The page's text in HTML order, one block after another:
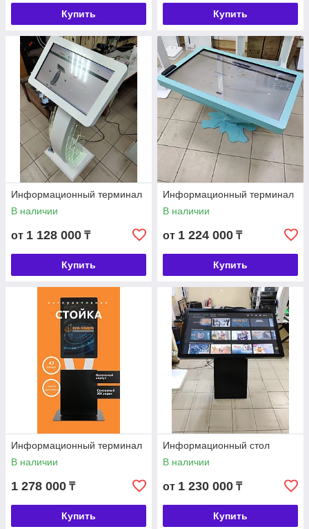
Купить Купить
Информационный терминал
В наличии
от 1 128 000 ₸
Купить
Информационный терминал
В наличии
от 1 224 000 ₸
Купить
Информационный терминал
В наличии
1 278 000 ₸
Купить
Информационный стол
В наличии
от 1 230 000 ₸
Купить